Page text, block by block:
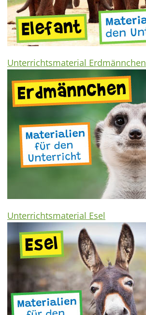
Unterrichtsmaterial Erdmännchen
Unterrichtsmaterial Esel